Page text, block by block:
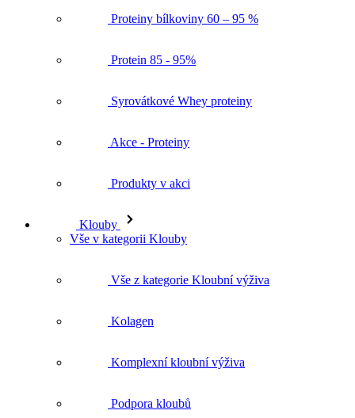
Proteiny bílkoviny 60 – 95 %
Protein 85 - 95%
Syrovátkové Whey proteiny
Akce - Proteiny
Produkty v akci
Klouby
Vše v kategorii Klouby
Vše z kategorie Kloubní výživa
Kolagen
Komplexní kloubní výživa
Podpora kloubů